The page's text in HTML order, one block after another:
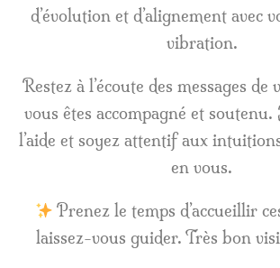
d’évolution et d’alignement avec
vibration.
Restez à l’écoute des messages de
vous êtes accompagné et soutenu.
l’aide et soyez attentif aux
en vous.
Prenez le temps d’accueillir
laissez-vous guider. Très bon